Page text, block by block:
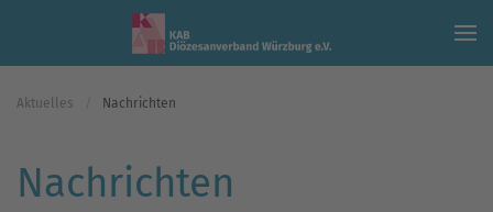
Skip to main content
Aktuelles Nachrichten
Nachrichten